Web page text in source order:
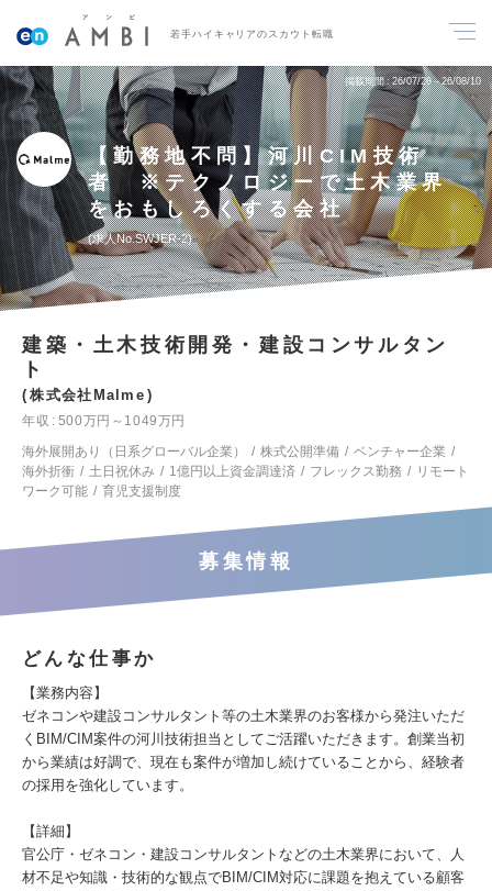
若手ハイキャリアのスカウト転職
掲載期間 26/07/28～26/08/10
【勤務地不問】河川CIM技術
者 ※テクノロジーで土木業界
をおもしろくする会社
求人No.SWJER-2
建築・土木技術開発・建設コンサルタン
ト
株式会社Malme
年収
500万円～1049万円
海外展開あり（日系グローバル企業）
株式公開準備
ベンチャー企業
海外折衝
土日祝休み 1億円以上資金調達済 フレックス勤務
リモート
ワーク可能
育児支援制度
募集情報
どんな仕事か
【業務内容】
ゼネコンや建設コンサルタント等の土木業界のお客様から発注いただ
くBIM/CIM案件の河川技術担当としてご活躍いただきます。創業当初
から業績は好調で、現在も案件が増加し続けていることから、経験者
の採用を強化しています。
【詳細】
官公庁・ゼネコン・建設コンサルタントなどの土木業界において、人
材不足や知識・技術的な観点でBIM/CIM対応に課題を抱えている顧客